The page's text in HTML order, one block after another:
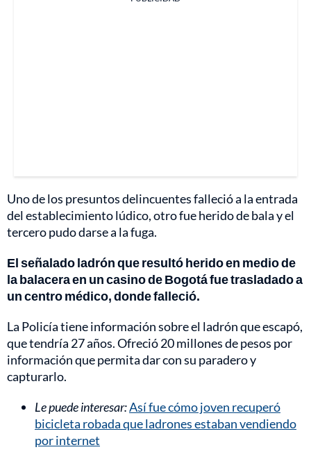
Uno de los presuntos delincuentes falleció a la entrada
del establecimiento lúdico, otro fue herido de bala y el
tercero pudo darse a la fuga.
El señalado ladrón que resultó herido en medio de
la balacera en un casino de Bogotá fue trasladado a
un centro médico, donde falleció.
La Policía tiene información sobre el ladrón que escapó,
que tendría 27 años. Ofreció 20 millones de pesos por
información que permita dar con su paradero y
capturarlo.
Le puede interesar:Así fue cómo joven recuperó
bicicleta robada que ladrones estaban vendiendo
por internet